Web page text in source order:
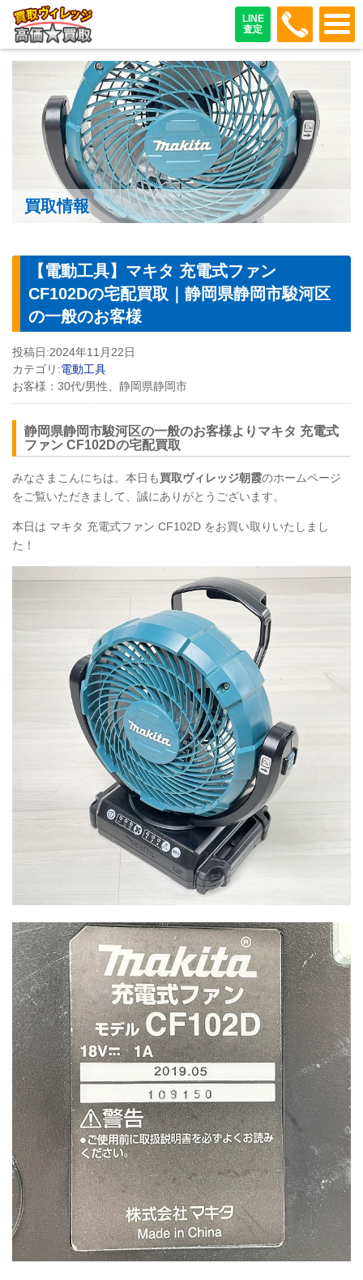
LINE
査定
048-
買取情報
【電動工具】マキタ 充電式ファン
CF102Dの宅配買取｜静岡県静岡市駿河区
の一般のお客様
投稿日:2024年11月22日
カテゴリ:電動工具
お客様： 30代/男性、静岡県静岡市
静岡県静岡市駿河区の一般のお客様よりマキタ 充電式
ファン CF102Dの宅配買取
みなさまこんにちは。本日も買取ヴィレッジ朝霞のホームページ
をご覧いただきまして、誠にありがとうございます。
本日は マキタ 充電式ファン CF102D をお買い取りいたしまし
た！